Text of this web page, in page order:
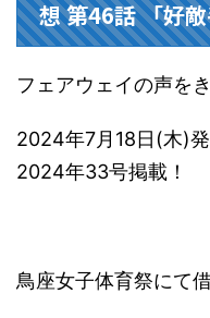
想 第46話 「好
フェアウェイの声を
2024年7月18日(木)
2024年33号掲載！
鳥座女子体育祭にて